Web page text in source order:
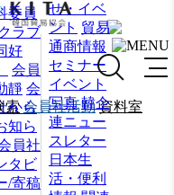
委員
クラブ
好
会員
靜 会
から
知ら
員社
タビ
/寄稿
せ・イベ
ント 貿易
通商情報
セミナー
イベント
写真 韓企
連ニュー
スレター
日本生
活・便利
索 会員社活動 資料室